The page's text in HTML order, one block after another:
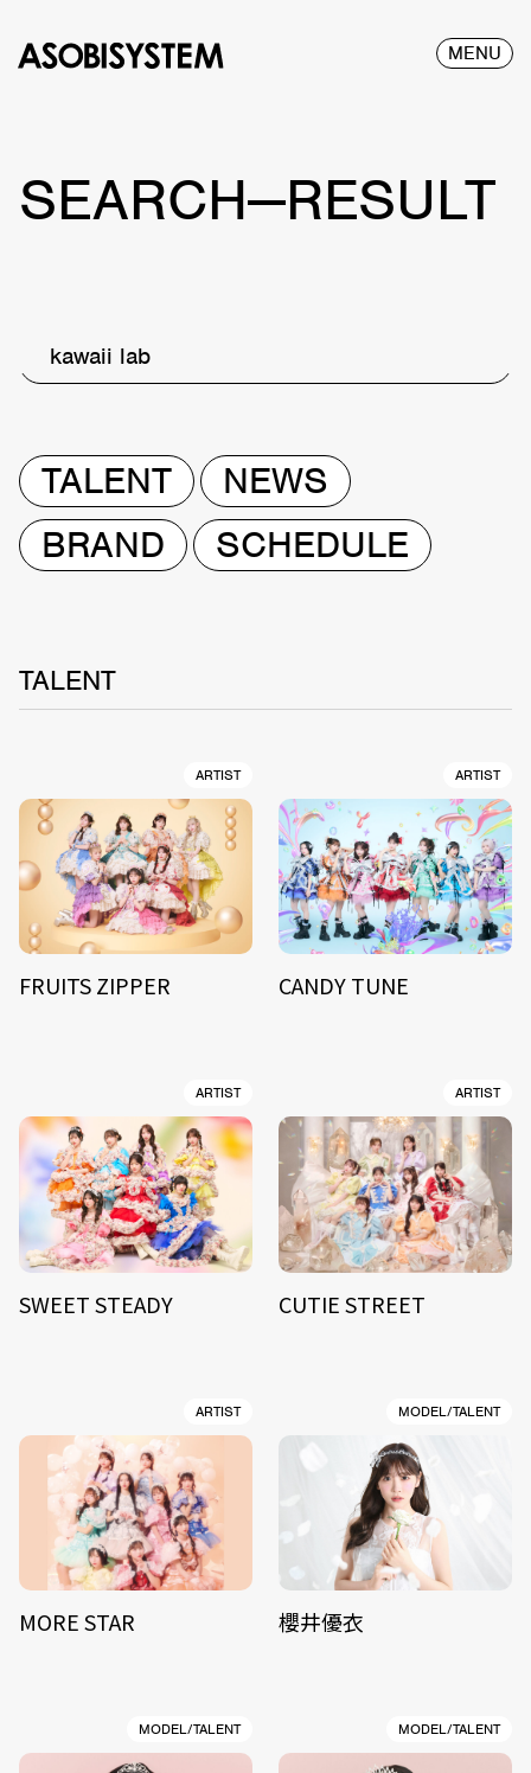
MENU
SEARCH—RESULT
kawaii lab
TALENT
NEWS
BRAND
SCHEDULE
TALENT
ARTIST
FRUITS ZIPPER
ARTIST
CANDY TUNE
ARTIST
SWEET STEADY
ARTIST
CUTIE STREET
ARTIST
MORE STAR
MODEL/TALENT
櫻井優衣
MODEL/TALENT MODEL/TALENT